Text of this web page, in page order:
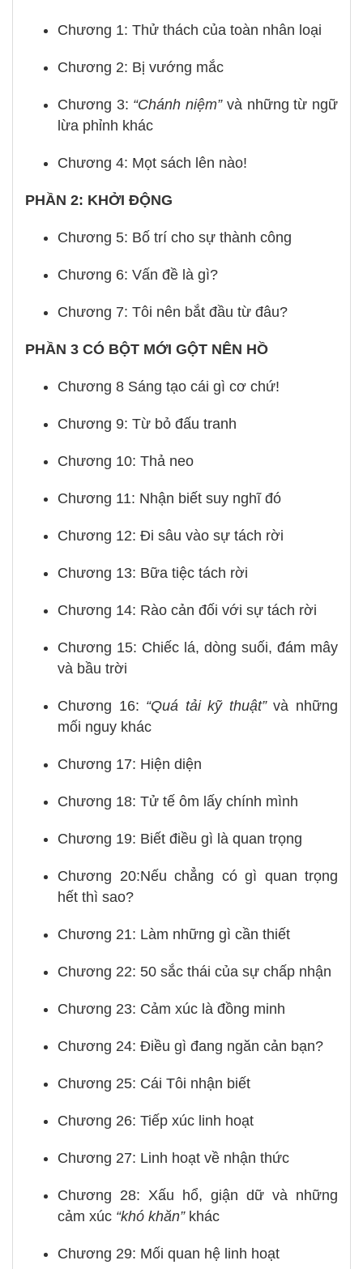
Chương 1: Thử thách của toàn nhân loại
Chương 2: Bị vướng mắc
Chương 3: “Chánh niệm”và những từ ngữ
lừa phỉnh khác
Chương 4: Mọt sách lên nào!
PHẦN 2: KHỞI ĐỘNG
Chương 5: Bố trí cho sự thành công
Chương 6: Vấn đề là gì?
Chương 7: Tôi nên bắt đầu từ đâu?
PHẦN 3 CÓ BỘT MỚI GỘT NÊN HỒ
Chương 8 Sáng tạo cái gì cơ chứ!
Chương 9: Từ bỏ đấu tranh
Chương 10: Thả neo
Chương 11: Nhận biết suy nghĩ đó
Chương 12: Đi sâu vào sự tách rời
Chương 13: Bữa tiệc tách rời
Chương 14: Rào cản đối với sự tách rời
Chương 15: Chiếc lá, dòng suối, đám mây
và bầu trời
Chương 16: “Quá tải kỹ thuật”và những
mối nguy khác
Chương 17: Hiện diện
Chương 18: Tử tế ôm lấy chính mình
Chương 19: Biết điều gì là quan trọng
Chương 20:Nếu chẳng có gì quan trọng
hết thì sao?
Chương 21: Làm những gì cần thiết
Chương 22: 50 sắc thái của sự chấp nhận
Chương 23: Cảm xúc là đồng minh
Chương 24: Điều gì đang ngăn cản bạn?
Chương 25: Cái Tôi nhận biết
Chương 26: Tiếp xúc linh hoạt
Chương 27: Linh hoạt về nhận thức
Chương 28: Xấu hổ, giận dữ và những
cảm xúc “khó khăn”khác
Chương 29: Mối quan hệ linh hoạt